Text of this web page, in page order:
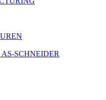
SCHNEIDER